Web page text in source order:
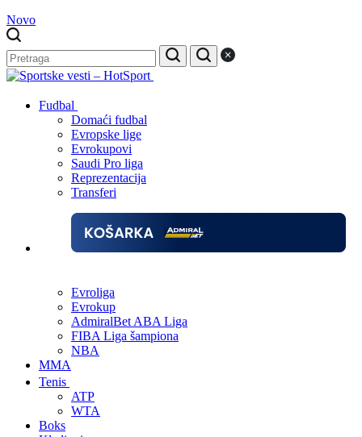
Novo
Fudbal
Domaći fudbal
Evropske lige
Evrokupovi
Saudi Pro liga
Reprezentacija
Transferi
Evroliga
Evrokup
AdmiralBet ABA Liga
FIBA Liga šampiona
NBA
MMA
Tenis
ATP
WTA
Boks